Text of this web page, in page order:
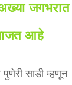
जगभरात
आहे
साडी म्हणून